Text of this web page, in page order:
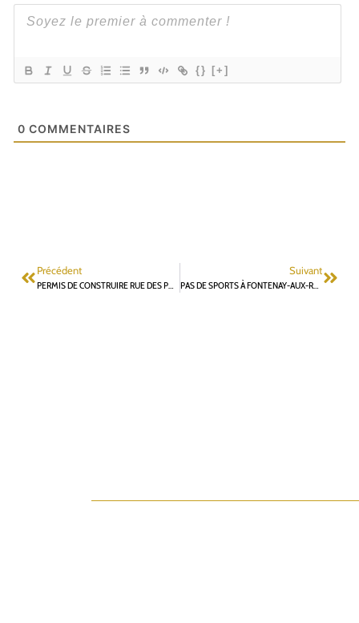
{} [+]
0 COMMENTAIRES
Précédent Suivant
PAS DE SPORTS À FONTENAY-AUX-ROSES PENDANT LES VACANCES DE NOËL